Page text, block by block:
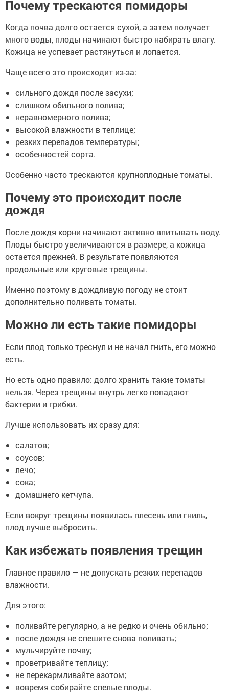
Почему трескаются помидоры
Когда почва долго остается сухой, а затем получает
много воды, плоды начинают быстро набирать влагу.
Кожица не успевает растянуться и лопается.
Чаще всего это происходит из-за:
сильного дождя после засухи;
слишком обильного полива;
неравномерного полива;
высокой влажности в теплице;
резких перепадов температуры;
особенностей сорта.
Особенно часто трескаются крупноплодные томаты.
Почему это происходит после
дождя
После дождя корни начинают активно впитывать воду.
Плоды быстро увеличиваются в размере, а кожица
остается прежней. В результате появляются
продольные или круговые трещины.
Именно поэтому в дождливую погоду не стоит
дополнительно поливать томаты.
Можно ли есть такие помидоры
Если плод только треснул и не начал гнить, его можно
есть.
Но есть одно правило: долго хранить такие томаты
нельзя. Через трещины внутрь легко попадают
бактерии и грибки.
Лучше использовать их сразу для:
салатов;
соусов;
лечо;
сока;
домашнего кетчупа.
Если вокруг трещины появилась плесень или гниль,
плод лучше выбросить.
Как избежать появления трещин
Главное правило — не допускать резких перепадов
влажности.
Для этого:
поливайте регулярно, а не редко и очень обильно;
после дождя не спешите снова поливать;
мульчируйте почву;
проветривайте теплицу;
не перекармливайте азотом;
вовремя собирайте спелые плоды.